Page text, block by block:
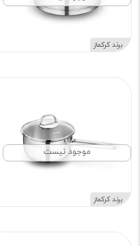
برند کرکماز
موجود نیست
برند کرکماز